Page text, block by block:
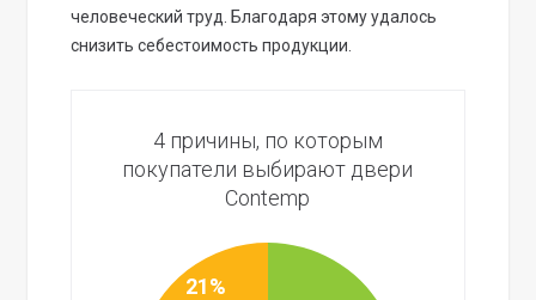
человеческий труд. Благодаря этому удалось
снизить себестоимость продукции.
4 причины, по которым
покупатели выбирают двери
Contemp
21%